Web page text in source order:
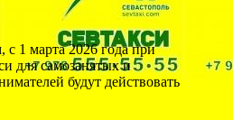
1 марта 2026 года при
для самозанятых и
будут действовать